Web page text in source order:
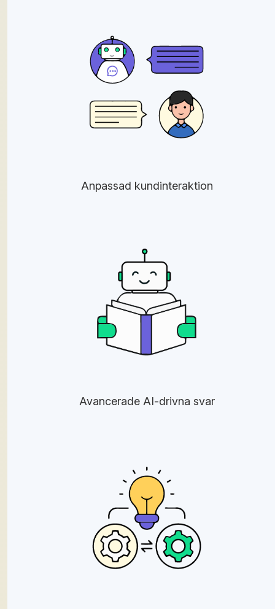
Anpassad kundinteraktion
Avancerade AI-drivna svar